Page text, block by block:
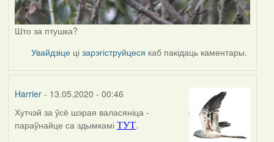
Што за птушка?
Увайдзіце цізарэгіструйцеся каб пакідаць каментары.
Harrier- 13.05.2020 - 00:46
In
reply
Хутчэй за ўсё шэрая валасяніца -
параўнайце са здымкамі ТУТ.